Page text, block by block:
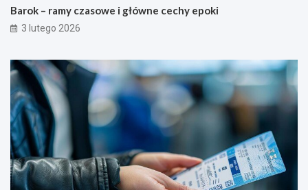
Barok – ramy czasowe i główne cechy epoki
3 lutego 2026